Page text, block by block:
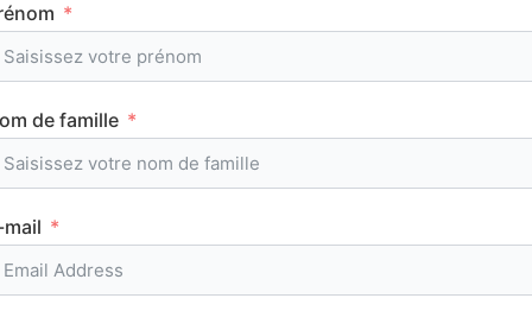
L’emploi du temps en première (cours et
horaires)
CLASSEMENTS
de famille